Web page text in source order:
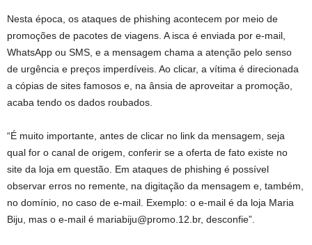
Nesta época, os ataques de phishing acontecem por meio de
promoções de pacotes de viagens. A isca é enviada por e-mail,
WhatsApp ou SMS, e a mensagem chama a atenção pelo senso
de urgência e preços imperdíveis. Ao clicar, a vítima é direcionada
a cópias de sites famosos e, na ânsia de aproveitar a promoção,
acaba tendo os dados roubados.
“É muito importante, antes de clicar no link da mensagem, seja
qual for o canal de origem, conferir se a oferta de fato existe no
site da loja em questão. Em ataques de phishing é possível
observar erros no remente, na digitação da mensagem e, também,
no domínio, no caso de e-mail. Exemplo: o e-mail é da loja Maria
Biju, mas o e-mail é mariabiju@promo.12.br, desconfie”.